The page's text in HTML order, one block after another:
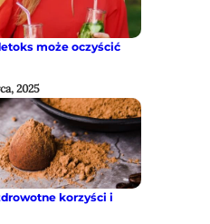
może oczyścić
2025
korzyści i